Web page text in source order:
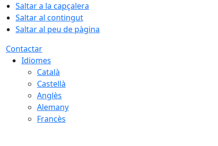
Saltar a la capçalera
Saltar al contingut
Saltar al peu de pàgina
Contactar
Idiomes
Català
Castellà
Anglès
Alemany
Francès